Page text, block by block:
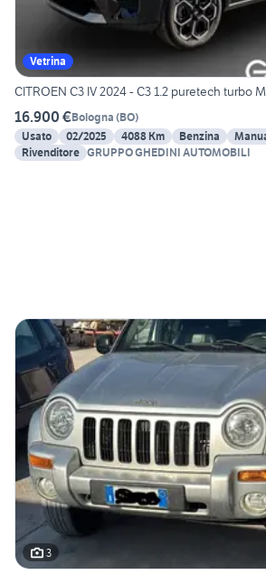
Vetrina
CITROEN C3 IV 2024 - C3 1.2 puretech turbo
16.900 €Bologna (BO)
Usato
02/2025 4088 Km Benzina
Rivenditore GRUPPO GHEDINI AUTOMOBILI
3